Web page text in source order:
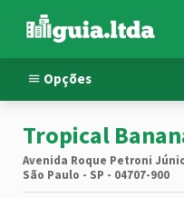
Opções
Tropical
Avenida Roque Petroni
São Paulo - SP - 04707-900